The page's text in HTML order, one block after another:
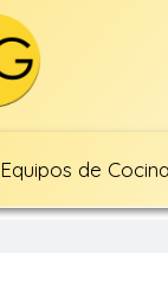
Equipos de Cocina